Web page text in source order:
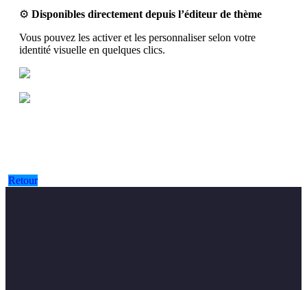
⚙️ Disponibles directement depuis l’éditeur de thème
Vous pouvez les activer et les personnaliser selon votre
identité visuelle en quelques clics.
Retour